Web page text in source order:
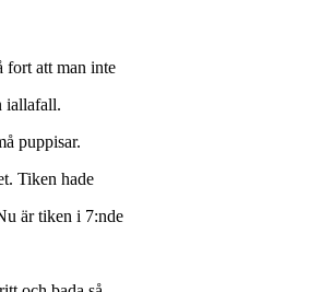
fort att man inte
iallafall.
puppisar.
Tiken hade
är tiken i 7:nde